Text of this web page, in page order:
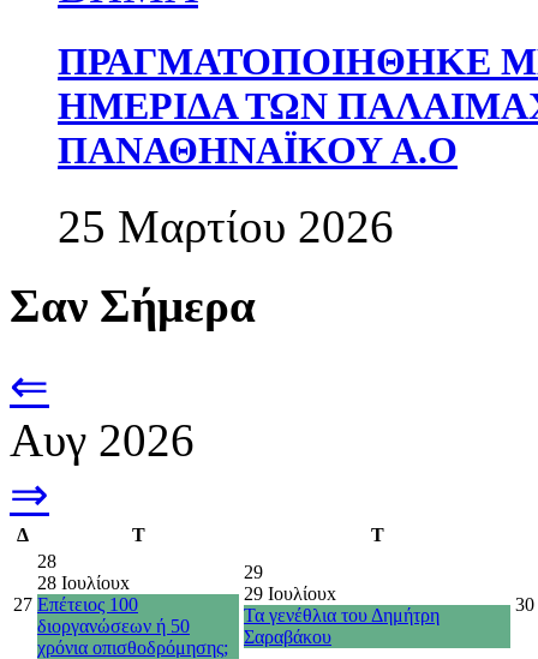
ΠΡΑΓΜΑΤΟΠΟΙΗΘΗΚΕ
ΗΜΕΡΙΔΑ ΤΩΝ
ΠΑΝΑΘΗΝΑΪΚΟΥ Α.Ο
25 Μαρτίου 2026
Σαν Σήμερα
⇐
Αυγ 2026
⇒
Δ Τ Τ
27
28
28 Ιουλίουx
Επέτειος 100
διοργανώσεων ή 50
χρόνια οπισθοδρόμησης;
29
29 Ιουλίουx
Τα γενέθλια του Δημήτρη
Σαραβάκου
30